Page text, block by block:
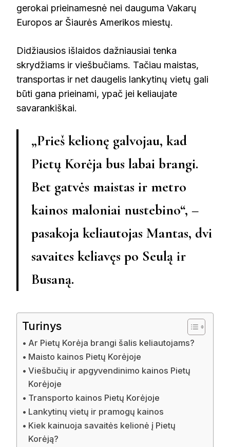
gerokai prieinamesnė nei dauguma Vakarų
Europos ar Šiaurės Amerikos miestų.
Didžiausios išlaidos dažniausiai tenka
skrydžiams ir viešbučiams. Tačiau maistas,
transportas ir net daugelis lankytinų vietų gali
būti gana prieinami, ypač jei keliaujate
savarankiškai.
„Prieš kelionę galvojau, kad
Pietų Korėja bus labai brangi.
Bet gatvės maistas ir metro
kainos maloniai nustebino“, –
pasakoja keliautojas Mantas, dvi
savaites keliavęs po Seulą ir
Busaną.
Turinys
Ar Pietų Korėja brangi šalis keliautojams?
Maisto kainos Pietų Korėjoje
Viešbučių ir apgyvendinimo kainos Pietų
Korėjoje
Transporto kainos Pietų Korėjoje
Lankytinų vietų ir pramogų kainos
Kiek kainuoja savaitės kelionė į Pietų
Korėją?